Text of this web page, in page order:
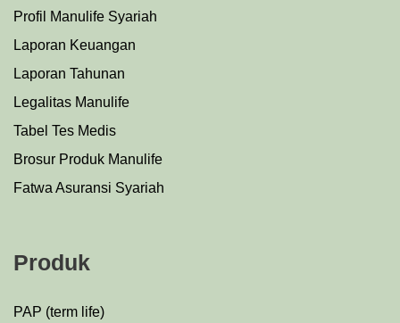
Profil Manulife Syariah
Laporan Keuangan
Laporan Tahunan
Legalitas Manulife
Tabel Tes Medis
Brosur Produk Manulife
Fatwa Asuransi Syariah
Produk
PAP (term life)